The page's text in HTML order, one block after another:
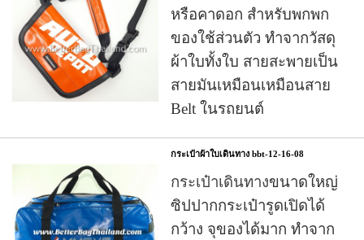
หรือคาดอก สำหรับพกพก
ของใช้ส่วนตัว ทำจากวัสดุ
ผ้าใบทั้งใบ สายสะพายเป็น
สายมันเหมือนเหมือนสาย
Belt ในรถยนต์
กระเป๋าผ้าใบเดินทาง bbt-12-16-08
กระเป๋าเดินทางขนาดใหญ่
ซิปปากกระเป๋ารูดเปิดได้
กว้าง จุของได้มาก ทำจาก